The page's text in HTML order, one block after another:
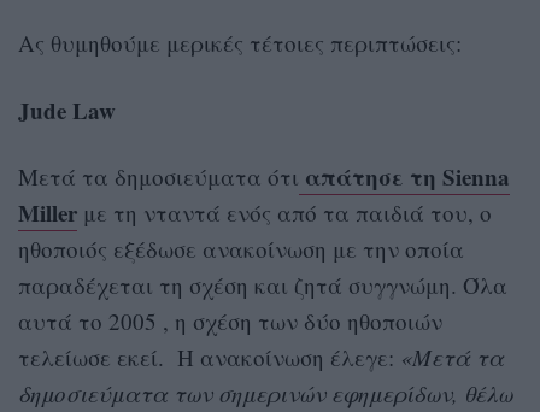
Ας θυμηθούμε μερικές τέτοιες περιπτώσεις:
Jude Law
Μετά τα δημοσιεύματα ότι απάτησε τη Sienna
Miller με τη νταντά ενός από τα παιδιά του, ο
ηθοποιός εξέδωσε ανακοίνωση με την οποία
παραδέχεται τη σχέση και ζητά συγγνώμη. Όλα
αυτά το 2005 , η σχέση των δύο ηθοποιών
τελείωσε εκεί. Η ανακοίνωση έλεγε: «Μετά τα
δημοσιεύματα των σημερινών εφημερίδων, θέλω